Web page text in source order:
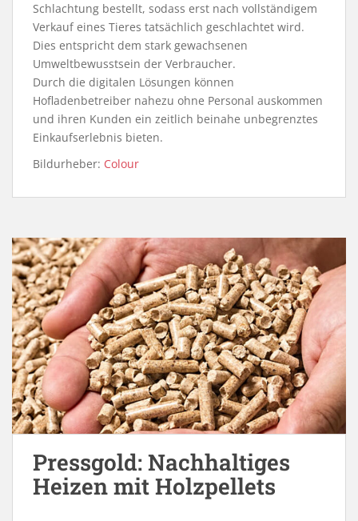
Schlachtung bestellt, sodass erst nach vollständigem
Verkauf eines Tieres tatsächlich geschlachtet wird.
Dies entspricht dem stark gewachsenen
Umweltbewusstsein der Verbraucher.
Durch die digitalen Lösungen können
Hofladenbetreiber nahezu ohne Personal auskommen
und ihren Kunden ein zeitlich beinahe unbegrenztes
Einkaufserlebnis bieten.
Bildurheber: Colour
Pressgold: Nachhaltiges
Heizen mit Holzpellets